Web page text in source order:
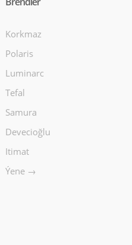
Korkmaz
Polaris
Luminarc
Tefal
Samura
Devecioğlu
Itimat
Ýene →